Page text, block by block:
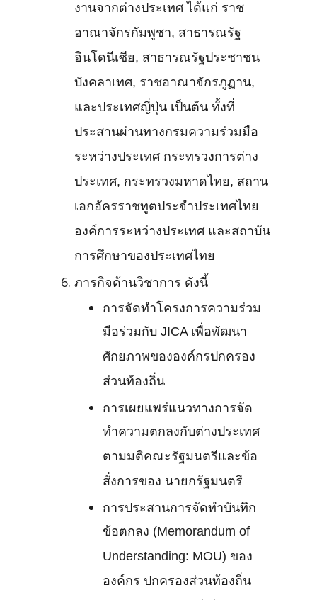
งานจากต่างประเทศ ได้แก่ ราช
อาณาจักรกัมพูชา, สาธารณรัฐ
อินโดนีเซีย, สาธารณรัฐประชาชน
บังคลาเทศ, ราชอาณาจักรภูฏาน,
และประเทศญี่ปุ่น เป็นต้น ทั้งที่
ประสานผ่านทางกรมความร่วมมือ
ระหว่างประเทศ กระทรวงการต่าง
ประเทศ, กระทรวงมหาดไทย, สถาน
เอกอัครราชทูตประจำประเทศไทย
องค์การระหว่างประเทศ และสถาบัน
การศึกษาของประเทศไทย
ภารกิจด้านวิชาการ ดังนี้
การจัดทำโครงการความร่วม
มือร่วมกับ JICA เพื่อพัฒนา
ศักยภาพขององค์กรปกครอง
ส่วนท้องถิ่น
การเผยแพร่แนวทางการจัด
ทำความตกลงกับต่างประเทศ
ตามมติคณะรัฐมนตรีและข้อ
สั่งการของ นายกรัฐมนตรี
การประสานการจัดทำบันทึก
ข้อตกลง (Memorandum of
Understanding: MOU) ของ
องค์กร ปกครองส่วนท้องถิ่น